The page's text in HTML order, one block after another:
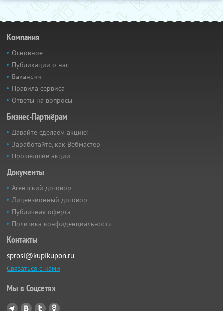
Компания
Основное
Публикации о нас
Вакансии
Правила сервиса
Ответы на вопросы
Бизнес-Партнёрам
Давайте сделаем акцию!
Заработайте, как Вебмастер
Прошедшие акции
Документы
Агентский договор
Лицензионный договор
Публичная оферта
Политика конфиденциальности
Контакты
sprosi@kupikupon.ru
Связаться с нами
Мы в Соцсетях